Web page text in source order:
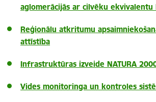
aglomerācijās ar cilvēku
Reģionālu atkritumu
attīstība
Infrastruktūras izveide NATURA
Vides monitoringa un kontroles